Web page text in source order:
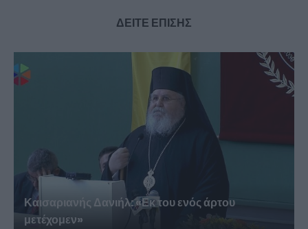
ΔΕΙΤΕ ΕΠΙΣΗΣ
Καισαριανής Δανιήλ: «Εκ του ενός άρτου
μετέχομεν»